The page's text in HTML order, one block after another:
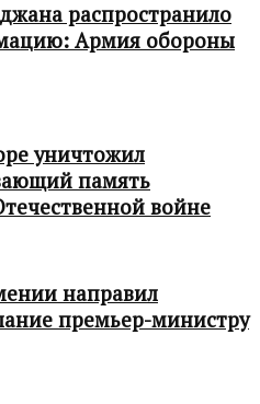
распространило
Армия обороны
уничтожил
память
войне
направил
премьер-министру